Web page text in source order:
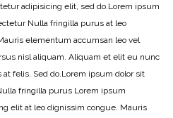
adipisicing elit, sed do.Lorem ipsum
Nulla fringilla purus at leo
elementum accumsan leo vel
nisl aliquam. Aliquam et elit eu nunc
at felis. Sed do.Lorem ipsum dolor sit
fringilla purus Lorem ipsum
elit at leo dignissim congue. Mauris